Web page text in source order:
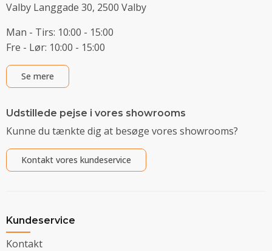
Valby Langgade 30, 2500 Valby
Man - Tirs: 10:00 - 15:00
Fre - Lør: 10:00 - 15:00
Se mere
Udstillede pejse i vores showrooms
Kunne du tænkte dig at besøge vores showrooms?
Kontakt vores kundeservice
Kundeservice
Kontakt